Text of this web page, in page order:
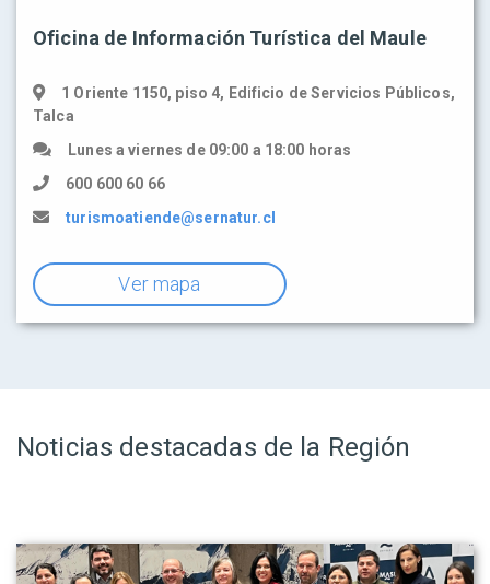
Oficina de Información Turística del Maule
1 Oriente 1150, piso 4, Edificio de Servicios Públicos,
Talca
Lunes a viernes de 09:00 a 18:00 horas
600 600 60 66
turismoatiende@sernatur.cl
Ver mapa
Noticias destacadas de la Región